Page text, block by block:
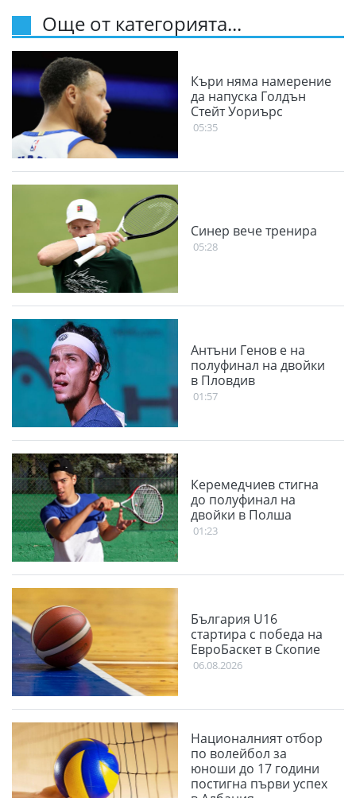
Още от категорията...
Къри няма намерение
да напуска Голдън
Стейт Уориърс
05:35
Синер вече тренира
05:28
Антъни Генов е на
полуфинал на двойки
в Пловдив
01:57
Керемедчиев стигна
до полуфинал на
двойки в Полша
01:23
България U16
стартира с победа на
ЕвроБаскет в Скопие
06.08.2026
Националният отбор
по волейбол за
юноши до 17 години
постигна първи успех